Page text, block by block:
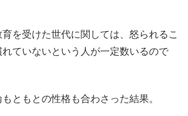
を受けた世代に関しては、怒られるこ
ていないという人が一定数いるので
もともとの性格も合わさった結果。